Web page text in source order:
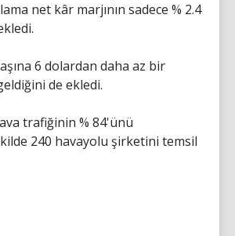
net kâr marjının sadece % 2.4
6 dolardan daha az bir
de ekledi.
trafiğinin % 84'ünü
240 havayolu şirketini temsil